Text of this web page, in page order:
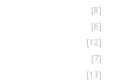
[8]
[6]
[12]
[7]
[13]